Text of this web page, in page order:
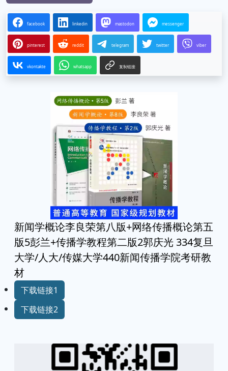
facebook linkedin mastodon messenger
pinterest reddit telegram twitter viber
vkontakte whatsapp 复制链接
新闻学概论李良荣第八版+网络传播概论第五
版5彭兰+传播学教程第二版2郭庆光 334复旦
大学/人大/传媒大学440新闻传播学院考研教
材
下载链接1
下载链接2